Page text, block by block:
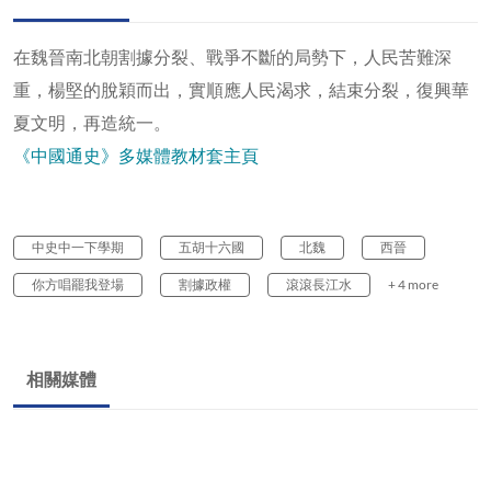
在魏晉南北朝割據分裂、戰爭不斷的局勢下，人民苦難深
重，楊堅的脫穎而出，實順應人民渴求，結束分裂，復興華
夏文明，再造統一。
《中國通史》多媒體教材套主頁
中史中一下學期 五胡十六國 北魏 西晉
你方唱罷我登場 割據政權 滾滾長江水 + 4 more
相關媒體